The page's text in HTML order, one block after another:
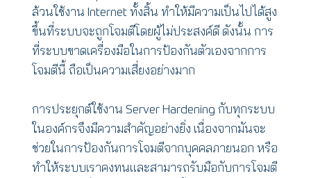
ล้วนใช้งาน Internet ทั้งสิ้น ทำให้มีความเป็นไปได้สูง
ขึ้นที่ระบบจะถูกโจมตีโดยผู้ไม่ประสงค์ดี ดังนั้น การ
ที่ระบบขาดเครื่องมือในการป้องกันตัวเองจากการ
โจมตีนี้ ถือเป็นความเสี่ยงอย่างมาก
การประยุกต์ใช้งาน Server Hardening กับทุกระบบ
ในองค์กรจึงมีความสำคัญอย่างยิ่ง เนื่องจากมันจะ
ช่วยในการป้องกันการโจมตีจากบุคคลภายนอก หรือ
ทำให้ระบบเราคงทนและสามารถรับมือกับการโจมตี